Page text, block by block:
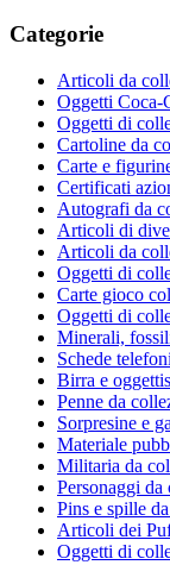
Categorie
Articoli da
Oggetti Coca-
Oggetti di
Cartoline da
Carte e
Certificati
Autografi da
Articoli di
Articoli da
Oggetti di
Carte gioco
Oggetti di
Minerali,
Schede
Birra e
Penne da
Sorpresine e
Materiale
Militaria da
Personaggi da
Pins e spille
Articoli dei
Oggetti di